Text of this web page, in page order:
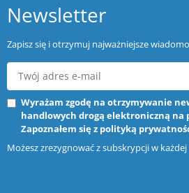
Newsletter
Zapisz się i otrzymuj najważniejsze
Wyrażam zgodę na otrzymywanie
handlowych drogą elektroniczną na
Zapoznałem się z polityką
Możesz zrezygnować z subskrypcji w